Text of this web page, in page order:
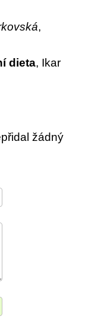
,
dieta, Ikar
žádný